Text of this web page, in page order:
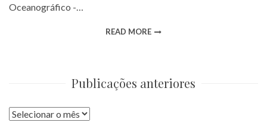
Oceanográfico -…
READ MORE
Publicações anteriores
Publicações